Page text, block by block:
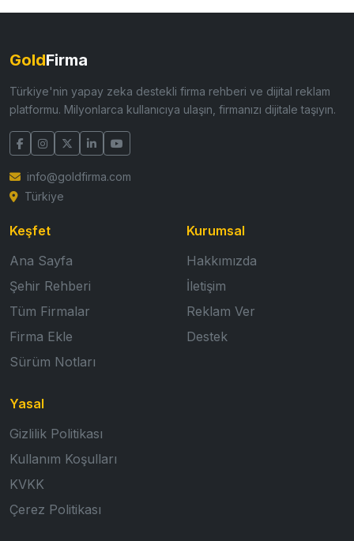
GoldFirma
Türkiye'nin yapay zeka destekli firma rehberi ve dijital reklam
platformu. Milyonlarca kullanıcıya ulaşın, firmanızı dijitale taşıyın.
info@goldfirma.com
Türkiye
Keşfet
Ana Sayfa
Şehir Rehberi
Tüm Firmalar
Firma Ekle
Sürüm Notları
Kurumsal
Hakkımızda
İletişim
Reklam Ver
Destek
Yasal
Gizlilik Politikası
Kullanım Koşulları
KVKK
Çerez Politikası